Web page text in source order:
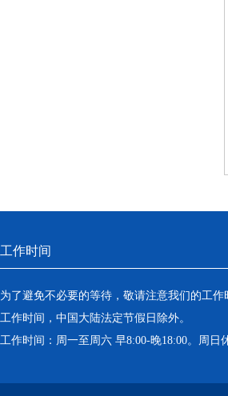
工作时间
为了避免不必要的等待，敬请注意我们的工
工作时间，中国大陆法定节假日除外。
工作时间：周一至周六 早8:00-晚18:00。周日